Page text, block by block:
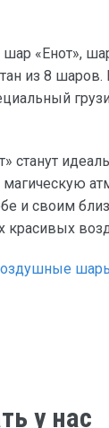
«Енот»,
из 8
станут
и своим
у нас